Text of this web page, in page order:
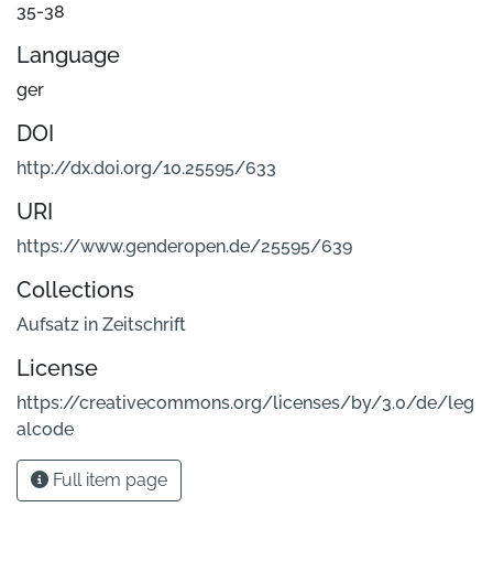
35-38
Language
ger
DOI
http://dx.doi.org/10.25595/633
URI
https://www.genderopen.de/25595/639
Collections
Aufsatz in Zeitschrift
License
https://creativecommons.org/licenses/by/3.0/de/leg
alcode
Full item page